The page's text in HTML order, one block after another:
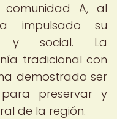
A, al
impulsado su
y social. La
tradicional con
demostrado ser
preservar y
de la región.